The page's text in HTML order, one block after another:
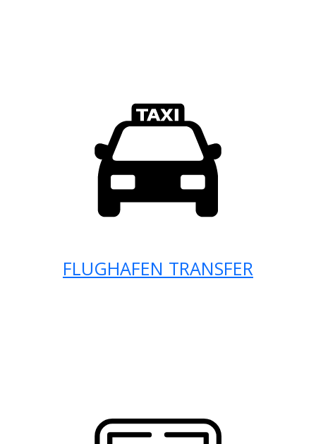
FLUGHAFEN TRANSFER